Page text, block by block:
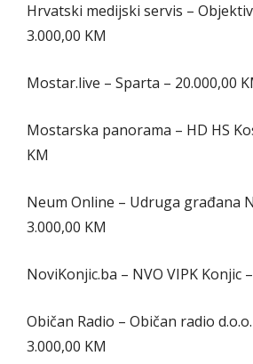
Hrvatski medijski servis –
3.000,00 KM
Mostar.live – Sparta – 20.000,00
Mostarska panorama – HD HS
KM
Neum Online – Udruga građana
3.000,00 KM
NoviKonjic.ba – NVO VIPK Konjic
Običan Radio – Običan radio
3.000,00 KM